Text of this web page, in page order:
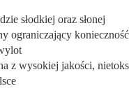
słodkiej oraz słonej
ograniczający
z wysokiej jakości,